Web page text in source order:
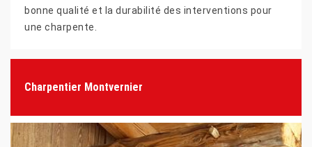
bonne qualité et la durabilité des interventions pour
une charpente.
Charpentier Montvernier